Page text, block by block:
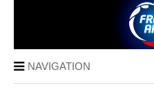
NAVIGATION